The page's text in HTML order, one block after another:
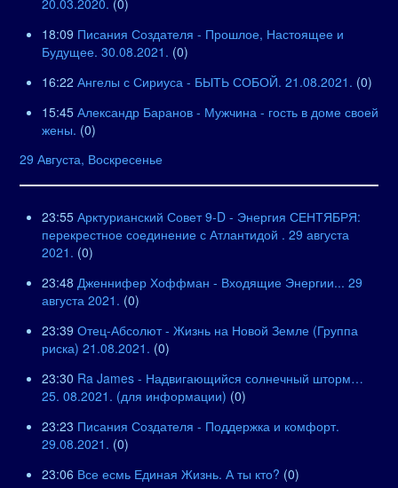
20.03.2020. (0)
18:09 Писания Создателя - Прошлое, Настоящее и
Будущее. 30.08.2021. (0)
16:22 Ангелы с Сириуса - БЫТЬ СОБОЙ. 21.08.2021. (0)
15:45 Александр Баранов - Мужчина - гость в доме своей
жены. (0)
29 Августа, Воскресенье
23:55 Арктурианский Совет 9-D - Энергия СЕНТЯБРЯ:
перекрестное соединение с Атлантидой . 29 августа
2021. (0)
23:48 Дженнифер Хоффман - Входящие Энергии... 29
августа 2021. (0)
23:39 Отец-Абсолют - Жизнь на Новой Земле (Группа
риска) 21.08.2021. (0)
23:30 Ra James - Надвигающийся солнечный шторм…
25. 08.2021. (для информации) (0)
23:23 Писания Создателя - Поддержка и комфорт.
29.08.2021. (0)
23:06 Все есмь Единая Жизнь. А ты кто? (0)